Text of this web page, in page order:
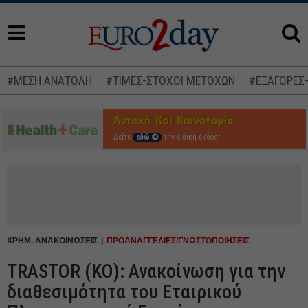
#ΜΕΣΗ ΑΝΑΤΟΛΗ #ΤΙΜΕΣ-ΣΤΟΧΟΙ ΜΕΤΟΧΩΝ
Δείτε εδώ την ειδική έκδοση
ΧΡΗΜ. ΑΝΑΚΟΙΝΩΣΕΙΣ ΠΡΟΑΝΑΓΓΕΛΙΕΣ/ΓΝΩΣΤΟΠΟΙΗΣΕΙΣ
TRASTOR (ΚΟ): Ανακοίνωση για την
διαθεσιμότητα του Εταιρικού